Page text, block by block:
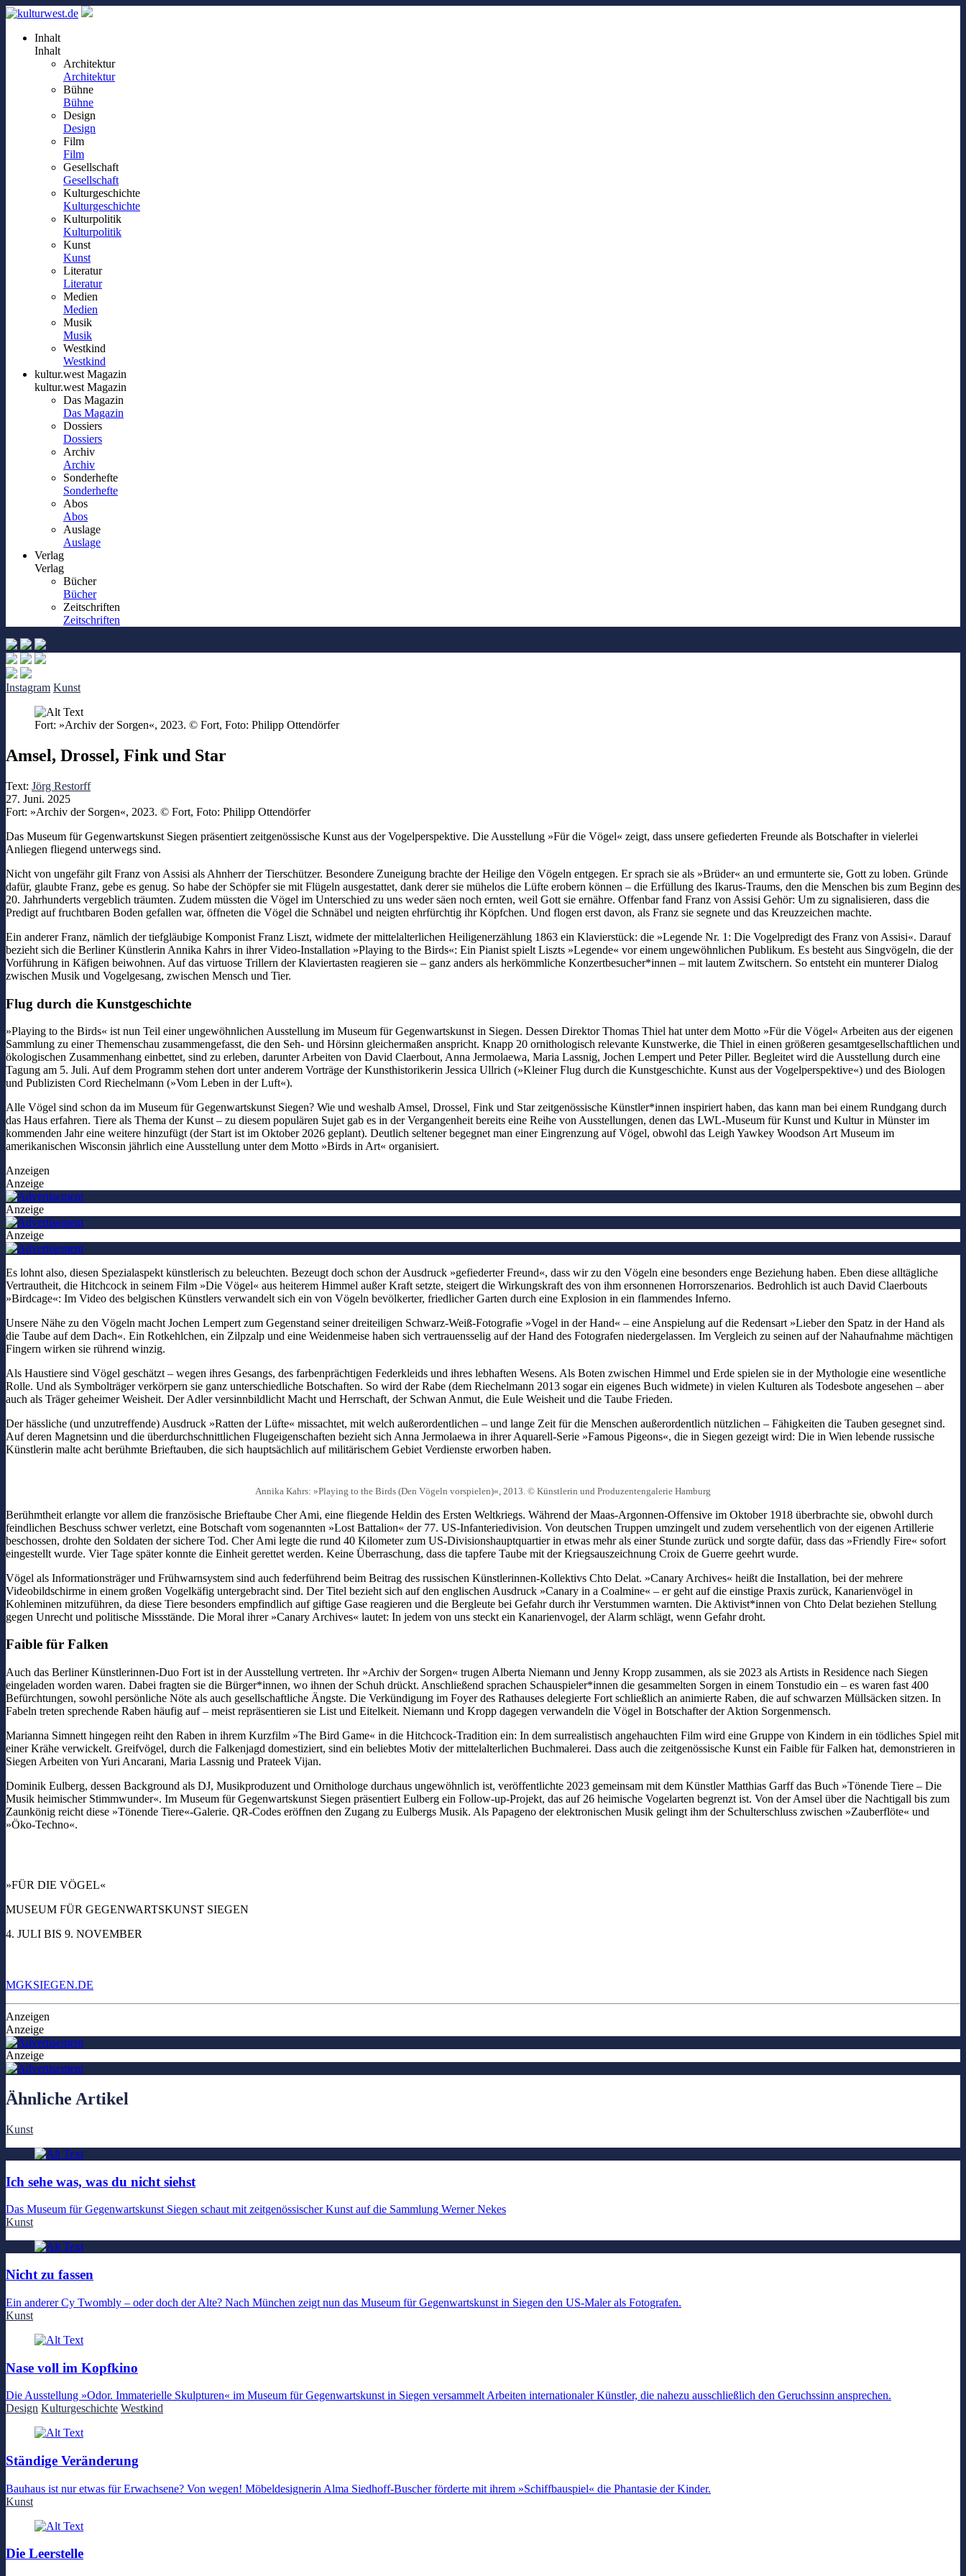
Inhalt
Inhalt
Architektur
Architektur
Bühne
Bühne
Design
Design
Film
Film
Gesellschaft
Gesellschaft
Kulturgeschichte
Kulturgeschichte
Kulturpolitik
Kulturpolitik
Kunst
Kunst
Literatur
Literatur
Medien
Medien
Musik
Musik
Westkind
Westkind
kultur.west Magazin
kultur.west Magazin
Das Magazin
Das Magazin
Dossiers
Dossiers
Archiv
Archiv
Sonderhefte
Sonderhefte
Abos
Abos
Auslage
Auslage
Verlag
Verlag
Bücher
Bücher
Zeitschriften
Zeitschriften
Instagram Kunst
Fort: »Archiv der Sorgen«, 2023. © Fort, Foto: Philipp Ottendörfer
Amsel, Drossel, Fink und Star
Text: Jörg Restorff
27. Juni. 2025
Fort: »Archiv der Sorgen«, 2023. © Fort, Foto: Philipp Ottendörfer
Das Museum für Gegenwartskunst Siegen präsentiert zeitgenössische Kunst aus der Vogelperspektive. Die Ausstellung »Für die Vögel« zeigt, dass unsere gefiederten Freunde als Botschafter in vielerlei
Anliegen fliegend unterwegs sind.
Nicht von ungefähr gilt Franz von Assisi als Ahnherr der Tierschützer. Besondere Zuneigung brachte der Heilige den Vögeln entgegen. Er sprach sie als »Brüder« an und ermunterte sie, Gott zu loben. Gründe
dafür, glaubte Franz, gebe es genug. So habe der Schöpfer sie mit Flügeln ausgestattet, dank derer sie mühelos die Lüfte erobern können – die Erfüllung des Ikarus-Traums, den die Menschen bis zum Beginn des
20. Jahrhunderts vergeblich träumten. Zudem müssten die Vögel im Unterschied zu uns weder säen noch ernten, weil Gott sie ernähre. Offenbar fand Franz von Assisi Gehör: Um zu signalisieren, dass die
Predigt auf fruchtbaren Boden gefallen war, öffneten die Vögel die Schnäbel und neigten ehrfürchtig ihr Köpfchen. Und flogen erst davon, als Franz sie segnete und das Kreuzzeichen machte.
Ein anderer Franz, nämlich der tiefgläubige Komponist Franz Liszt, widmete der mittelalterlichen Heiligenerzählung 1863 ein Klavierstück: die »Legende Nr. 1: Die Vogelpredigt des Franz von Assisi«. Darauf
bezieht sich die Berliner Künstlerin Annika Kahrs in ihrer Video-Installation »Playing to the Birds«: Ein Pianist spielt Liszts »Legende« vor einem ungewöhnlichen Publikum. Es besteht aus Singvögeln, die der
Vorführung in Käfigen beiwohnen. Auf das virtuose Trillern der Klaviertasten reagieren sie – ganz anders als herkömmliche Konzertbesucher*innen – mit lautem Zwitschern. So entsteht ein munterer Dialog
zwischen Musik und Vogelgesang, zwischen Mensch und Tier.
Flug durch die Kunstgeschichte
»Playing to the Birds« ist nun Teil einer ungewöhnlichen Ausstellung im Museum für Gegenwartskunst in Siegen. Dessen Direktor Thomas Thiel hat unter dem Motto »Für die Vögel« Arbeiten aus der eigenen
Sammlung zu einer Themenschau zusammengefasst, die den Seh- und Hörsinn gleichermaßen anspricht. Knapp 20 ornithologisch relevante Kunstwerke, die Thiel in einen größeren gesamtgesellschaftlichen und
ökologischen Zusammenhang einbettet, sind zu erleben, darunter Arbeiten von David Claerbout, Anna Jermolaewa, Maria Lassnig, Jochen Lempert und Peter Piller. Begleitet wird die Ausstellung durch eine
Tagung am 5. Juli. Auf dem Programm stehen dort unter anderem Vorträge der Kunsthistorikerin Jessica Ullrich (»Kleiner Flug durch die Kunstgeschichte. Kunst aus der Vogelperspektive«) und des Biologen
und Publizisten Cord Riechelmann (»Vom Leben in der Luft«).
Alle Vögel sind schon da im Museum für Gegenwartskunst Siegen? Wie und weshalb Amsel, Drossel, Fink und Star zeitgenössische Künstler*innen inspiriert haben, das kann man bei einem Rundgang durch
das Haus erfahren. Tiere als Thema der Kunst – zu diesem populären Sujet gab es in der Vergangenheit bereits eine Reihe von Ausstellungen, denen das LWL-Museum für Kunst und Kultur in Münster im
kommenden Jahr eine weitere hinzufügt (der Start ist im Oktober 2026 geplant). Deutlich seltener begegnet man einer Eingrenzung auf Vögel, obwohl das Leigh Yawkey Woodson Art Museum im
amerikanischen Wisconsin jährlich eine Ausstellung unter dem Motto »Birds in Art« organisiert.
Anzeigen
Anzeige
Anzeige
Anzeige
Es lohnt also, diesen Spezialaspekt künstlerisch zu beleuchten. Bezeugt doch schon der Ausdruck »gefiederter Freund«, dass wir zu den Vögeln eine besonders enge Beziehung haben. Eben diese alltägliche
Vertrautheit, die Hitchcock in seinem Film »Die Vögel« aus heiterem Himmel außer Kraft setzte, steigert die Wirkungskraft des von ihm ersonnenen Horrorszenarios. Bedrohlich ist auch David Claerbouts
»Birdcage«: Im Video des belgischen Künstlers verwandelt sich ein von Vögeln bevölkerter, friedlicher Garten durch eine Explosion in ein flammendes Inferno.
Unsere Nähe zu den Vögeln macht Jochen Lempert zum Gegenstand seiner dreiteiligen Schwarz-Weiß-Fotografie »Vogel in der Hand« – eine Anspielung auf die Redensart »Lieber den Spatz in der Hand als
die Taube auf dem Dach«. Ein Rotkehlchen, ein Zilpzalp und eine Weidenmeise haben sich vertrauensselig auf der Hand des Fotografen niedergelassen. Im Vergleich zu seinen auf der Nahaufnahme mächtigen
Fingern wirken sie rührend winzig.
Als Haustiere sind Vögel geschätzt – wegen ihres Gesangs, des farbenprächtigen Federkleids und ihres lebhaften Wesens. Als Boten zwischen Himmel und Erde spielen sie in der Mythologie eine wesentliche
Rolle. Und als Symbolträger verkörpern sie ganz unterschiedliche Botschaften. So wird der Rabe (dem Riechelmann 2013 sogar ein eigenes Buch widmete) in vielen Kulturen als Todesbote angesehen – aber
auch als Träger geheimer Weisheit. Der Adler versinnbildlicht Macht und Herrschaft, der Schwan Anmut, die Eule Weisheit und die Taube Frieden.
Der hässliche (und unzutreffende) Ausdruck »Ratten der Lüfte« missachtet, mit welch außerordentlichen – und lange Zeit für die Menschen außerordentlich nützlichen – Fähigkeiten die Tauben gesegnet sind.
Auf deren Magnetsinn und die überdurchschnittlichen Flugeigenschaften bezieht sich Anna Jermolaewa in ihrer Aquarell-Serie »Famous Pigeons«, die in Siegen gezeigt wird: Die in Wien lebende russische
Künstlerin malte acht berühmte Brieftauben, die sich hauptsächlich auf militärischem Gebiet Verdienste erworben haben.
Annika Kahrs: »Playing to the Birds (Den Vögeln vorspielen)«, 2013. © Künstlerin und Produzentengalerie Hamburg
Berühmtheit erlangte vor allem die französische Brieftaube Cher Ami, eine fliegende Heldin des Ersten Weltkriegs. Während der Maas-Argonnen-Offensive im Oktober 1918 überbrachte sie, obwohl durch
feindlichen Beschuss schwer verletzt, eine Botschaft vom sogenannten »Lost Battalion« der 77. US-Infanteriedivision. Von deutschen Truppen umzingelt und zudem versehentlich von der eigenen Artillerie
beschossen, drohte den Soldaten der sichere Tod. Cher Ami legte die rund 40 Kilometer zum US-Divisionshauptquartier in etwas mehr als einer Stunde zurück und sorgte dafür, dass das »Friendly Fire« sofort
eingestellt wurde. Vier Tage später konnte die Einheit gerettet werden. Keine Überraschung, dass die tapfere Taube mit der Kriegsauszeichnung Croix de Guerre geehrt wurde.
Vögel als Informationsträger und Frühwarnsystem sind auch federführend beim Beitrag des russischen Künstlerinnen-Kollektivs Chto Delat. »Canary Archives« heißt die Installation, bei der mehrere
Videobildschirme in einem großen Vogelkäfig untergebracht sind. Der Titel bezieht sich auf den englischen Ausdruck »Canary in a Coalmine« – er geht auf die einstige Praxis zurück, Kanarienvögel in
Kohleminen mitzuführen, da diese Tiere besonders empfindlich auf giftige Gase reagieren und die Bergleute bei Gefahr durch ihr Verstummen warnten. Die Aktivist*innen von Chto Delat beziehen Stellung
gegen Unrecht und politische Missstände. Die Moral ihrer »Canary Archives« lautet: In jedem von uns steckt ein Kanarienvogel, der Alarm schlägt, wenn Gefahr droht.
Faible für Falken
Auch das Berliner Künstlerinnen-Duo Fort ist in der Ausstellung vertreten. Ihr »Archiv der Sorgen« trugen Alberta Niemann und Jenny Kropp zusammen, als sie 2023 als Artists in Residence nach Siegen
eingeladen worden waren. Dabei fragten sie die Bürger*innen, wo ihnen der Schuh drückt. Anschließend sprachen Schauspieler*innen die gesammelten Sorgen in einem Tonstudio ein – es waren fast 400
Befürchtungen, sowohl persönliche Nöte als auch gesellschaftliche Ängste. Die Verkündigung im Foyer des Rathauses delegierte Fort schließlich an animierte Raben, die auf schwarzen Müllsäcken sitzen. In
Fabeln treten sprechende Raben häufig auf – meist repräsentieren sie List und Eitelkeit. Niemann und Kropp dagegen verwandeln die Vögel in Botschafter der Aktion Sorgenmensch.
Marianna Simnett hingegen reiht den Raben in ihrem Kurzfilm »The Bird Game« in die Hitchcock-Tradition ein: In dem surrealistisch angehauchten Film wird eine Gruppe von Kindern in ein tödliches Spiel mit
einer Krähe verwickelt. Greifvögel, durch die Falkenjagd domestiziert, sind ein beliebtes Motiv der mittelalterlichen Buchmalerei. Dass auch die zeitgenössische Kunst ein Faible für Falken hat, demonstrieren in
Siegen Arbeiten von Yuri Ancarani, Maria Lassnig und Prateek Vijan.
Dominik Eulberg, dessen Background als DJ, Musikproduzent und Ornithologe durchaus ungewöhnlich ist, veröffentlichte 2023 gemeinsam mit dem Künstler Matthias Garff das Buch »Tönende Tiere – Die
Musik heimischer Stimmwunder«. Im Museum für Gegenwartskunst Siegen präsentiert Eulberg ein Follow-up-Projekt, das auf 26 heimische Vogelarten begrenzt ist. Von der Amsel über die Nachtigall bis zum
Zaunkönig reicht diese »Tönende Tiere«-Galerie. QR-Codes eröffnen den Zugang zu Eulbergs Musik. Als Papageno der elektronischen Musik gelingt ihm der Schulterschluss zwischen »Zauberflöte« und
»Öko-Techno«.
»FÜR DIE VÖGEL«
MUSEUM FÜR GEGENWARTSKUNST SIEGEN
4. JULI BIS 9. NOVEMBER
MGKSIEGEN.DE
Anzeigen
Anzeige
Anzeige
Ähnliche Artikel
Kunst
Ich sehe was, was du nicht siehst
Das Museum für Gegenwartskunst Siegen schaut mit zeitgenössischer Kunst auf die Sammlung Werner Nekes
Kunst
Nicht zu fassen
Ein anderer Cy Twombly – oder doch der Alte? Nach München zeigt nun das Museum für Gegenwartskunst in Siegen den US-Maler als Fotografen.
Kunst
Nase voll im Kopfkino
Die Ausstellung »Odor. Immaterielle Skulpturen« im Museum für Gegenwartskunst in Siegen versammelt Arbeiten internationaler Künstler, die nahezu ausschließlich den Geruchssinn ansprechen.
Design Kulturgeschichte Westkind
Ständige Veränderung
Bauhaus ist nur etwas für Erwachsene? Von wegen! Möbeldesignerin Alma Siedhoff-Buscher förderte mit ihrem »Schiffbauspiel« die Phantasie der Kinder.
Kunst
Die Leerstelle